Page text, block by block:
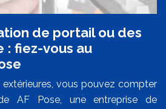
de portail ou des
: fiez-vous au
extérieures, vous pouvez compter
AF Pose, une entreprise de